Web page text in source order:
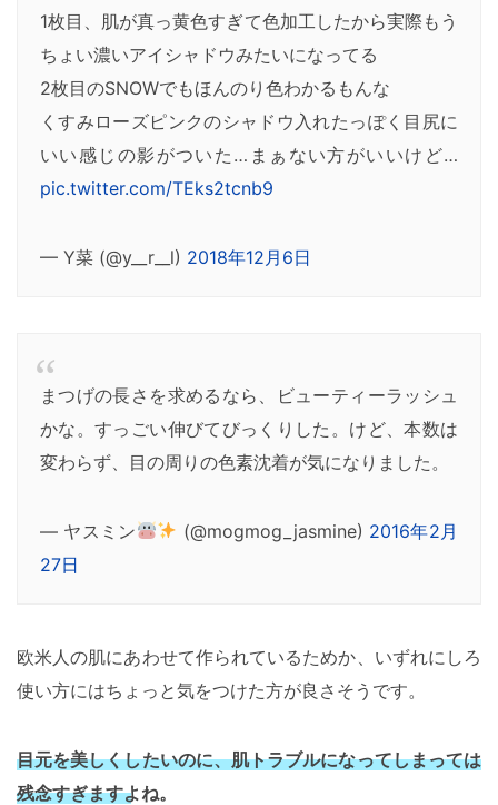
1枚目、肌が真っ黄色すぎて色加工したから実際もう
ちょい濃いアイシャドウみたいになってる
2枚目のSNOWでもほんのり色わかるもんな
くすみローズピンクのシャドウ入れたっぽく目尻に
いい感じの影がついた…まぁない方がいいけど…
pic.twitter.com/TEks2tcnb9
— Y菜 (@y__r__l) 2018年12月6日
まつげの長さを求めるなら、ビューティーラッシュ
かな。すっごい伸びてびっくりした。けど、本数は
変わらず、目の周りの色素沈着が気になりました。
— ヤスミン (@mogmog_jasmine) 2016年2月
27日
欧米人の肌にあわせて作られているためか、いずれにしろ
使い方にはちょっと気をつけた方が良さそうです。
目元を美しくしたいのに、肌トラブルになってしまっては
残念すぎますよね。